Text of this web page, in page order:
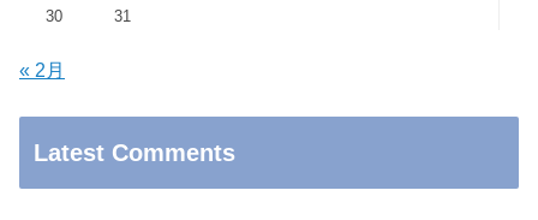
30
31
« 2月
Latest Comments